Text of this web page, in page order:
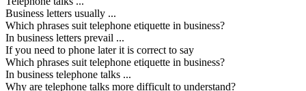
Business letters usually ...
Which phrases suit telephone etiquette in business?
In business letters prevail ...
If you need to phone later it is correct to say
Which phrases suit telephone etiquette in business?
In business telephone talks ...
Why are telephone talks more difficult to understand?